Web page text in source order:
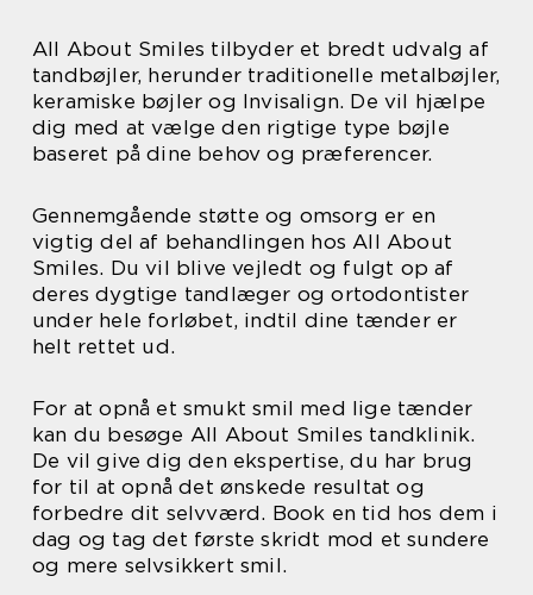
All About Smiles tilbyder et bredt udvalg af
tandbøjler, herunder traditionelle metalbøjler,
keramiske bøjler og Invisalign. De vil hjælpe
dig med at vælge den rigtige type bøjle
baseret på dine behov og præferencer.
Gennemgående støtte og omsorg er en
vigtig del af behandlingen hos All About
Smiles. Du vil blive vejledt og fulgt op af
deres dygtige tandlæger og ortodontister
under hele forløbet, indtil dine tænder er
helt rettet ud.
For at opnå et smukt smil med lige tænder
kan du besøge All About Smiles tandklinik.
De vil give dig den ekspertise, du har brug
for til at opnå det ønskede resultat og
forbedre dit selvværd. Book en tid hos dem i
dag og tag det første skridt mod et sundere
og mere selvsikkert smil.